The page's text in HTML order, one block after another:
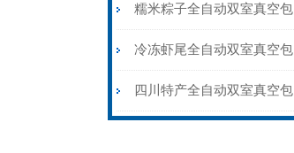
自动双室真空包装机
糯米粽子全自动双室真空包
装机保鲜封口
冷冻虾尾全自动双室真空包
装机600型
四川特产全自动双室真空包